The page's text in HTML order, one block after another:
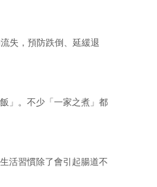
失，預防跌倒、延緩退
」。不少「一家之煮」都
活習慣除了會引起腸道不